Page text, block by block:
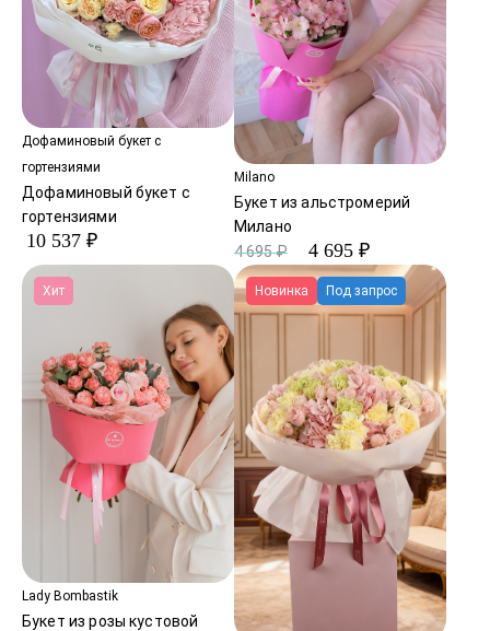
Дофаминовый букет с
гортензиями
Дофаминовый букет с
гортензиями
10 537 ₽
Milano
Букет из альстромерий
Милано
4 695 ₽
4 695 ₽
Хит
Lady Bombastik
Букет из розы кустовой
Новинка Под запрос